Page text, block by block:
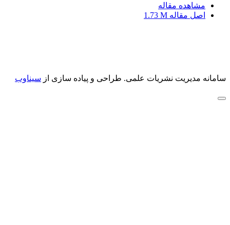
مشاهده مقاله
اصل مقاله 1.73 M
سامانه مدیریت نشریات علمی. طراحی و پیاده سازی از سیناوب